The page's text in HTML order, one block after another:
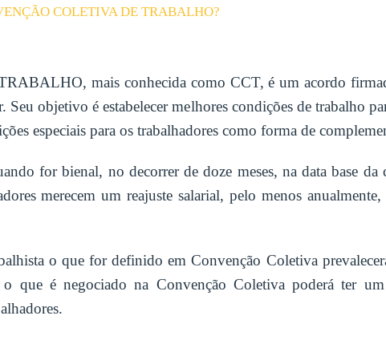
COLETIVA DE TRABALHO?
mais conhecida como CCT, é um acordo
objetivo é estabelecer melhores condições de trabalho
especiais para os trabalhadores como forma de
for bienal, no decorrer de doze meses, na data base da
merecem um reajuste salarial, pelo menos
o que for definido em Convenção Coletiva
que é negociado na Convenção Coletiva poderá ter